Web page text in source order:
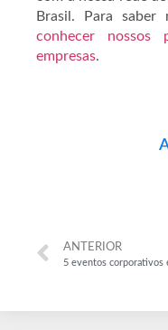
Brasil. Para saber
conhecer nossos
empresas.
ANTERIOR